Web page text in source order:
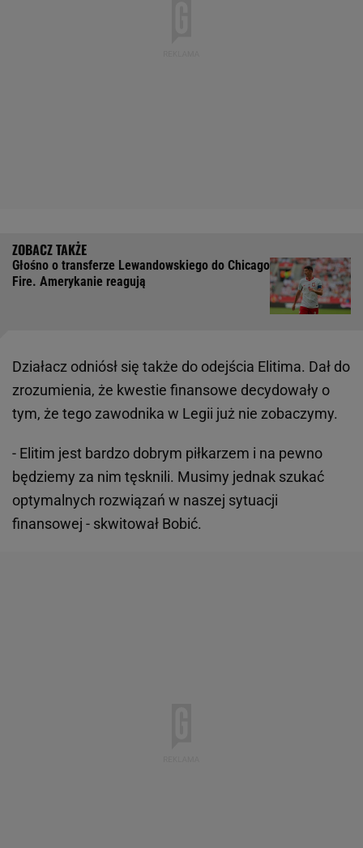
Głośno o transferze Lewandowskiego do Chicago
Fire. Amerykanie reagują
Działacz odniósł się także do odejścia Elitima. Dał do
zrozumienia, że kwestie finansowe decydowały o
tym, że tego zawodnika w Legii już nie zobaczymy.
- Elitim jest bardzo dobrym piłkarzem i na pewno
będziemy za nim tęsknili. Musimy jednak szukać
optymalnych rozwiązań w naszej sytuacji
finansowej - skwitował Bobić.